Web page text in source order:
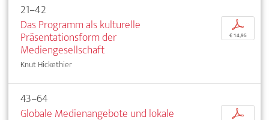
21–42
Das Programm als kulturelle
Präsentationsform der
Mediengesellschaft
Knut Hickethier
p
€ 14,95
43–64
Globale Medienangebote und lokale
p